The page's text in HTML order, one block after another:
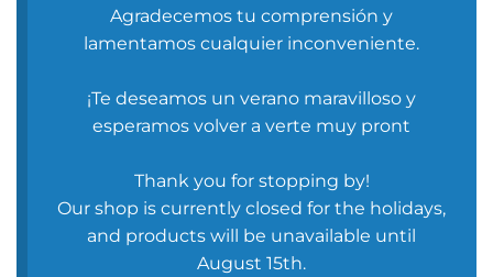
Agradecemos tu comprensión y
lamentamos cualquier inconveniente.
¡Te deseamos un verano maravilloso y
esperamos volver a verte muy pront
Thank you for stopping by!
Our shop is currently closed for the holidays,
and products will be unavailable until
August 15th.